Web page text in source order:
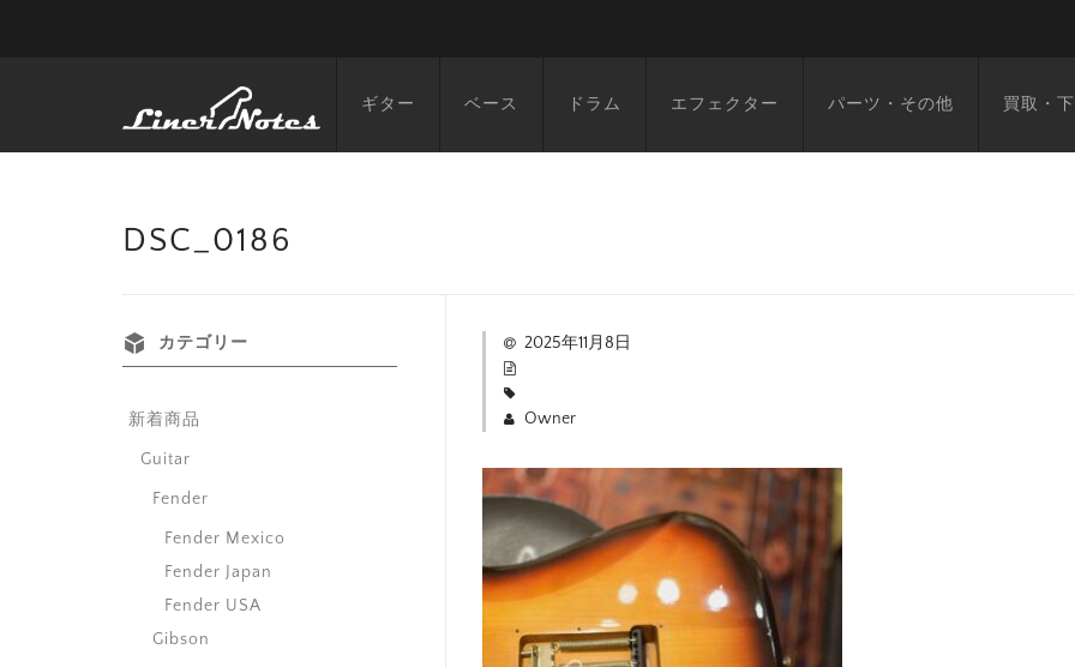
ギター ベース ドラム エフェクター パーツ・その他 買取・
DSC_0186
2025年11月8日
Owner
カテゴリー
新着商品
Guitar
Fender
Fender Mexico
Fender Japan
Fender USA
Gibson